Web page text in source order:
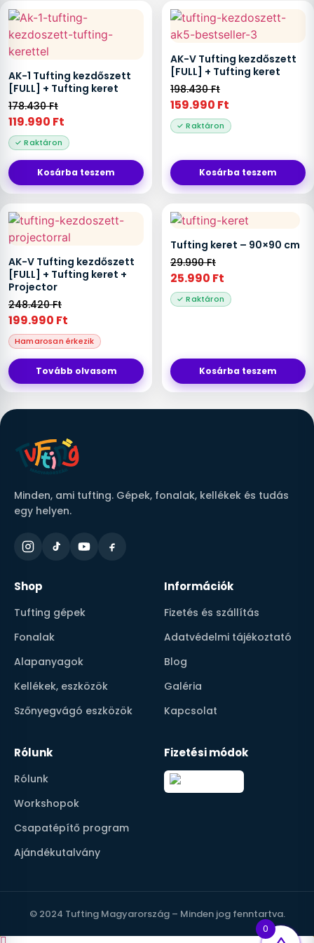
AK-1 Tufting kezdőszett
[FULL] + Tufting keret
178.430Ft
119.990 Ft
Kosárba teszem
AK-V Tufting kezdőszett
[FULL] + Tufting keret
198.430Ft
159.990 Ft
Kosárba teszem
AK-V Tufting kezdőszett
[FULL] + Tufting keret +
Projector
248.420Ft
199.990 Ft
Tovább olvasom
Tufting keret – 90×90 cm
29.990Ft
25.990 Ft
Kosárba teszem
Minden, ami tufting. Gépek, fonalak, kellékek és tudás
egy helyen.
Shop
Tufting gépek
Fonalak
Alapanyagok
Kellékek, eszközök
Szőnyegvágó eszközök
Információk
Fizetés és szállítás
Adatvédelmi tájékoztató
Blog
Galéria
Kapcsolat
Rólunk
Rólunk
Workshopok
Csapatépítő program
Ajándékutalvány
Fizetési módok
© 2024 Tufting Magyarország – Minden jog fenntartva.
0